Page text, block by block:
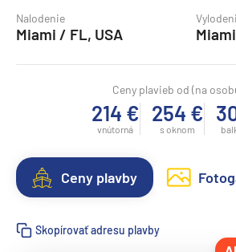
Nalodenie
Miami / FL, USA
Ceny plavieb od (na
214 €
vnútorná
254 €
s oknom
Ceny plavby
Skopírovať adresu plavby